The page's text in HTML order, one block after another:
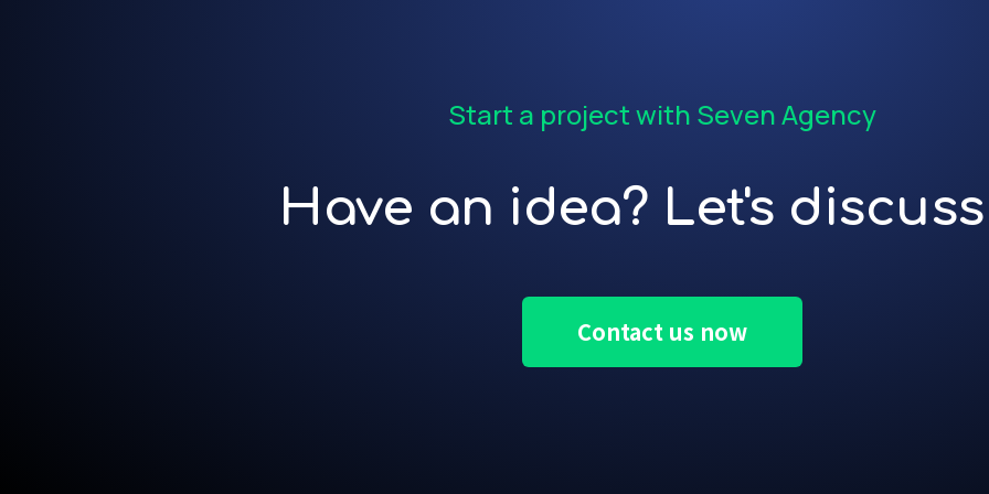
Start a project with Seven Agency
Have an idea? Let's
Contact us now